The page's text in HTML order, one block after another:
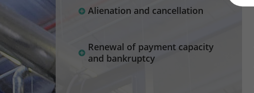
Alienation and cancellation
Renewal of payment capacity
and bankruptcy